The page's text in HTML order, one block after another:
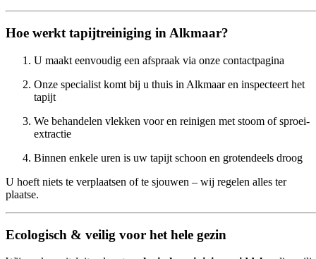
Hoe werkt tapijtreiniging in Alkmaar?
U maakt eenvoudig een afspraak via onze contactpagina
Onze specialist komt bij u thuis in Alkmaar en inspecteert het
tapijt
We behandelen vlekken voor en reinigen met stoom of sproei-
extractie
Binnen enkele uren is uw tapijt schoon en grotendeels droog
U hoeft niets te verplaatsen of te sjouwen – wij regelen alles ter
plaatse.
Ecologisch & veilig voor het hele gezin